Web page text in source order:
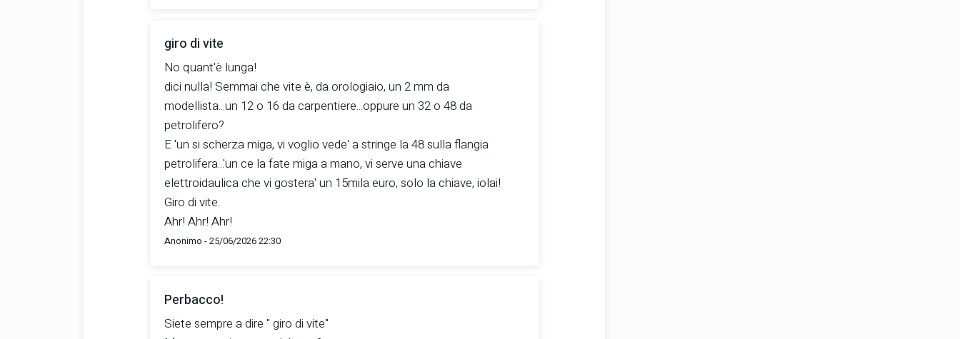
giro di vite
No quant'è lunga!
dici nulla! Semmai che vite è, da orologiaio, un 2 mm da
modellista...un 12 o 16 da carpentiere...oppure un 32 o 48 da
petrolifero?
E 'un si scherza miga, vi voglio vede' a stringe la 48 sulla flangia
petrolifera...'un ce la fate miga a mano, vi serve una chiave
elettroidaulica che vi gostera' un 15mila euro, solo la chiave, iolai!
Giro di vite.
Ahr! Ahr! Ahr!
Anonimo - 25/06/2026 22:30
Perbacco!
Siete sempre a dire " giro di vite"